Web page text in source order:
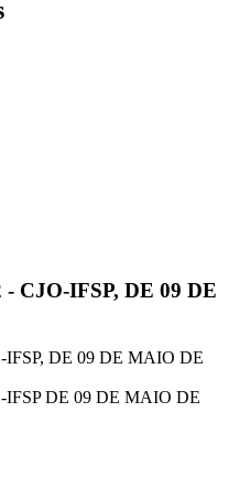
CJO-IFSP, DE 09 DE
IFSP, DE 09 DE MAIO DE
IFSP DE 09 DE MAIO DE